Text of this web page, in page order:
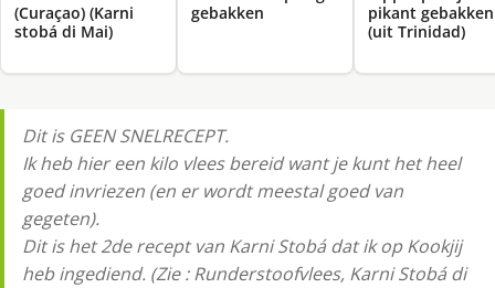
(Curaçao) (Karni
stobá di Mai)
gebakken
pikant gebakken
(uit Trinidad)
Dit is GEEN SNELRECEPT.
Ik heb hier een kilo vlees bereid want je kunt het heel
goed invriezen (en er wordt meestal goed van
gegeten).
Dit is het 2de recept van Karni Stobá dat ik op Kookjij
heb ingediend. (Zie : Runderstoofvlees, Karni Stobá di